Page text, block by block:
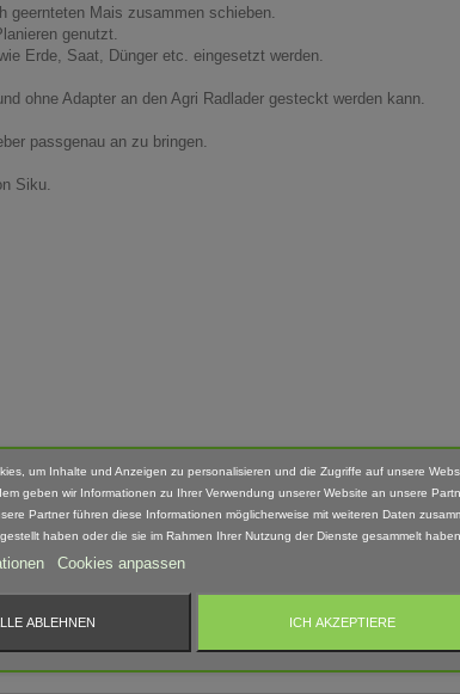
geernteten Mais zusammen schieben.
genutzt.
Erde, Saat, Dünger etc. eingesetzt werden.
ohne Adapter an den Agri Radlader gesteckt werden kann.
passgenau an zu bringen.
Siku.
Daher können Form, Farbe und Ausführung abweichen.
Aufgrund verschluckbarer und spitzer Kleinteile.
um Inhalte und Anzeigen zu personalisieren und die Zugriffe auf unsere
geben wir Informationen zu Ihrer Verwendung unserer Website an unsere
Partner führen diese Informationen möglicherweise mit weiteren Daten
haben oder die sie im Rahmen Ihrer Nutzung der Dienste gesammelt haben.
Cookies anpassen
ABLEHNEN ICH AKZEPTIERE